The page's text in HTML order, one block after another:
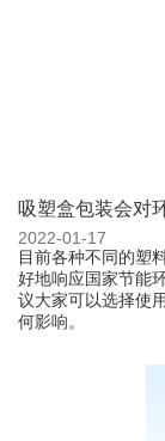
吸塑盒包装会对
2022-01-17
目前各种不同的塑
好地响应国家节能
议大家可以选择使
何影响。